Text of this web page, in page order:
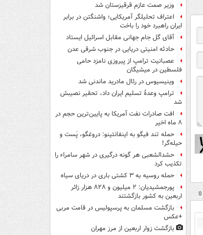
وزیر صمت عازم قرقیزستان شد
اعتراف تحلیلگر آمریکایی؛ واشنگتن در برابر
ایران راهبرد خود را باخت
آقای گل جام جهانی مقابل اسرائیل ایستاد
حادثه امنیتی دریایی در جنوب شرقی عدن
عصبانیت ترامپ از پیروزی نامزد حامی
فلسطین در میشیگان
وینیسیوس در رئال مادرید ماندنی شد
ترامپ وعدۀ تسلیم ایران داد، تحقیر نصیبش
شد
افت صادرات نفت آمریکا به پایین‌ترین حجم در
۸ ماه اخیر
حمله تند فیگو به اینفانتینو: دروغگو، پَست‌ و
حیله‌گر!
حشدالشعبی هر گونه درگیری در شهر سامراء را
تکذیب کرد
حمله روسیه به ۳ کشتی باری در دریای سیاه
پورجمشیدیان: ۲ میلیون و ۸۲۸ هزار زائر
اربعین به کشور بازگشتند
بازگشت مسلمان به پرسپولیس در قامت مربی
+عکس
بازگشت زوار اربعین از مرز مهران